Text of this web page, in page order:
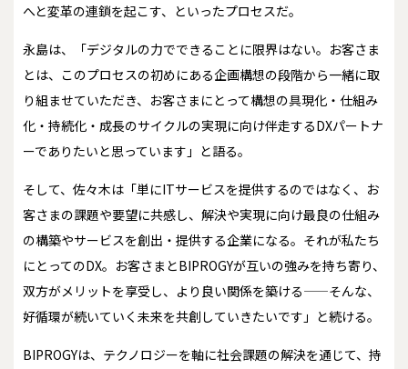
へと変革の連鎖を起こす、といったプロセスだ。
永島は、「デジタルの力でできることに限界はない。お客さま
とは、このプロセスの初めにある企画構想の段階から一緒に取
り組ませていただき、お客さまにとって構想の具現化・仕組み
化・持続化・成長のサイクルの実現に向け伴走するDXパートナ
ーでありたいと思っています」と語る。
そして、佐々木は「単にITサービスを提供するのではなく、お
客さまの課題や要望に共感し、解決や実現に向け最良の仕組み
の構築やサービスを創出・提供する企業になる。それが私たち
にとってのDX。お客さまとBIPROGYが互いの強みを持ち寄り、
双方がメリットを享受し、より良い関係を築ける——そんな、
好循環が続いていく未来を共創していきたいです」と続ける。
BIPROGYは、テクノロジーを軸に社会課題の解決を通じて、持